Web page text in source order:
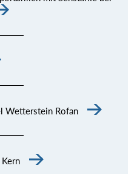
Wetterstein Rofan